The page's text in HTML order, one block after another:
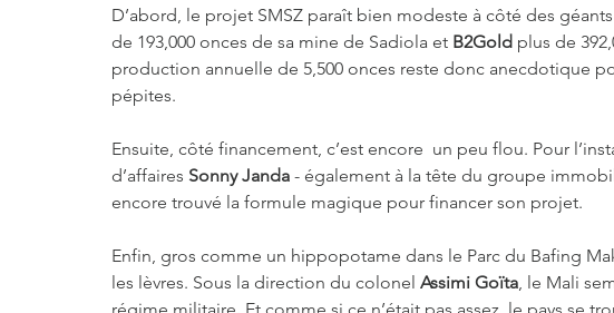
D’abord, le projet SMSZ paraît bien modeste à côté des
de 193,000 onces de sa mine de Sadiola et B2Gold plus de
production annuelle de 5,500 onces reste donc anecdotique
pépites.
Ensuite, côté financement, c’est encore  un peu flou. Pour
d’affaires Sonny Janda - également à la tête du groupe
encore trouvé la formule magique pour financer son projet.
Enfin, gros comme un hippopotame dans le Parc du Bafing
les lèvres. Sous la direction du colonel Assimi Goïta, le Mali